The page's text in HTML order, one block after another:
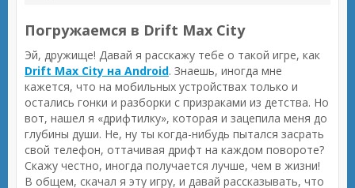
Погружаемся в Drift Max City
Эй, дружище! Давай я расскажу тебе о такой игре, как
Drift Max City на Android. Знаешь, иногда мне
кажется, что на мобильных устройствах только и
остались гонки и разборки с призраками из детства. Но
вот, нашел я «дрифтилку», которая и зацепила меня до
глубины души. Не, ну ты когда-нибудь пытался засрать
свой телефон, оттачивая дрифт на каждом повороте?
Скажу честно, иногда получается лучше, чем в жизни!
В общем, скачал я эту игру, и давай рассказывать, что